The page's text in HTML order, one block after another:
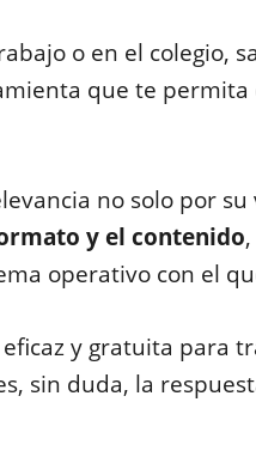
o en el colegio,
que te permita
no solo por
y el contenido,
operativo con el
y gratuita para
sin duda, la